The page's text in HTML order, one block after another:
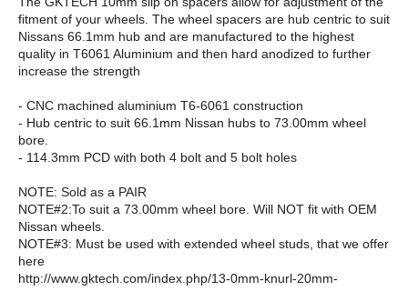
fitment of your wheels. The wheel spacers are hub centric to suit
Nissans 66.1mm hub and are manufactured to the highest
quality in T6061 Aluminium and then hard anodized to further
increase the strength
- CNC machined aluminium T6-6061 construction
- Hub centric to suit 66.1mm Nissan hubs to 73.00mm wheel
bore.
- 114.3mm PCD with both 4 bolt and 5 bolt holes
NOTE: Sold as a PAIR
NOTE#2:To suit a 73.00mm wheel bore. Will NOT fit with OEM
Nissan wheels.
NOTE#3: Must be used with extended wheel studs, that we offer
here
http://www.gktech.com/index.php/13-0mm-knurl-20mm-